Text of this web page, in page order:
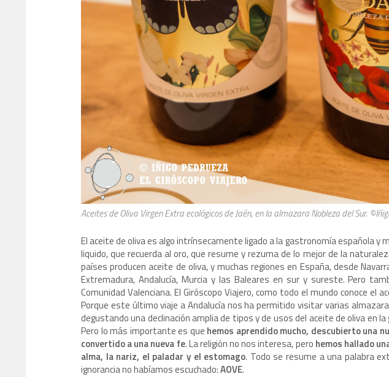
Aceites de Oliva Virgen Extra ecológicos de Jaén, en la almazara Nobleza del Sur.
El aceite de oliva es algo intrínsecamente ligado a la gastronomía española y
liquido, que recuerda al oro, que resume y rezuma de lo mejor de la
países producen aceite de oliva, y muchas regiones en España, desde
Extremadura, Andalucía, Murcia y las Baleares en sur y sureste. Pero
Comunidad Valenciana. El Giróscopo Viajero, como todo el mundo conoce el
Porque este último viaje a Andalucía nos ha permitido visitar varias
degustando una declinación amplia de tipos y de usos del aceite de oliva en
Pero lo más importante es que hemos aprendido mucho, descubierto una
convertido a una nueva fe. La religión no nos interesa, pero hemos hallado
alma, la nariz, el paladar y el estomago. Todo se resume a una palabra
ignorancia no habíamos escuchado:AOVE.